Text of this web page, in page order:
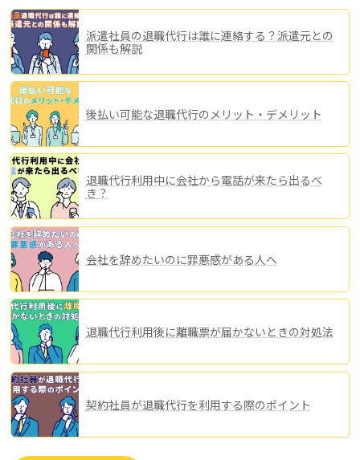
o
k派遣社員の退職代行は誰に連絡する？派遣元との
関係も解説
後払い可能な退職代行のメリット・デメリット
退職代行利用中に会社から電話が来たら出るべ
き？
会社を辞めたいのに罪悪感がある人へ
退職代行利用後に離職票が届かないときの対処法
契約社員が退職代行を利用する際のポイント